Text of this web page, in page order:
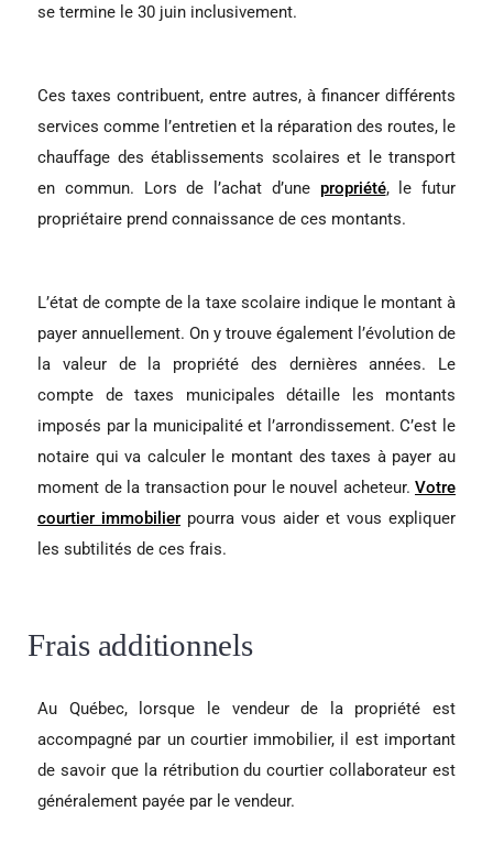
se termine le 30 juin inclusivement.
Ces taxes contribuent, entre autres, à financer différents
services comme l’entretien et la réparation des routes, le
chauffage des établissements scolaires et le transport
en commun. Lors de l’achat d’une propriété, le futur
propriétaire prend connaissance de ces montants.
L’état de compte de la taxe scolaire indique le montant à
payer annuellement. On y trouve également l’évolution de
la valeur de la propriété des dernières années. Le
compte de taxes municipales détaille les montants
imposés par la municipalité et l’arrondissement. C’est le
notaire qui va calculer le montant des taxes à payer au
moment de la transaction pour le nouvel acheteur. Votre
courtier immobilier pourra vous aider et vous expliquer
les subtilités de ces frais.
Frais additionnels
Au Québec, lorsque le vendeur de la propriété est
accompagné par un courtier immobilier, il est important
de savoir que la rétribution du courtier collaborateur est
généralement payée par le vendeur.